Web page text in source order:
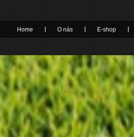
Home O nás E-shop